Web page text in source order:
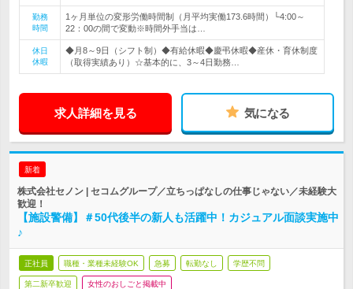
勤務
時間
1ヶ月単位の変形労働時間制（月平均実働173.6時間）└4:00～
22：00の間で変動※時間外手当は…
休日
休暇
◆月8～9日（シフト制）◆有給休暇◆慶弔休暇◆産休・育休制度
（取得実績あり）☆基本的に、3～4日勤務…
求人詳細を見る 気になる
新着
株式会社セノン | セコムグループ／立ちっぱなしの仕事じゃない／未経験大
歓迎！
【施設警備】＃50代後半の新人も活躍中！カジュアル面談実施中
♪
正社員 職種・業種未経験OK 急募 転勤なし 学歴不問
第二新卒歓迎 女性のおしごと掲載中